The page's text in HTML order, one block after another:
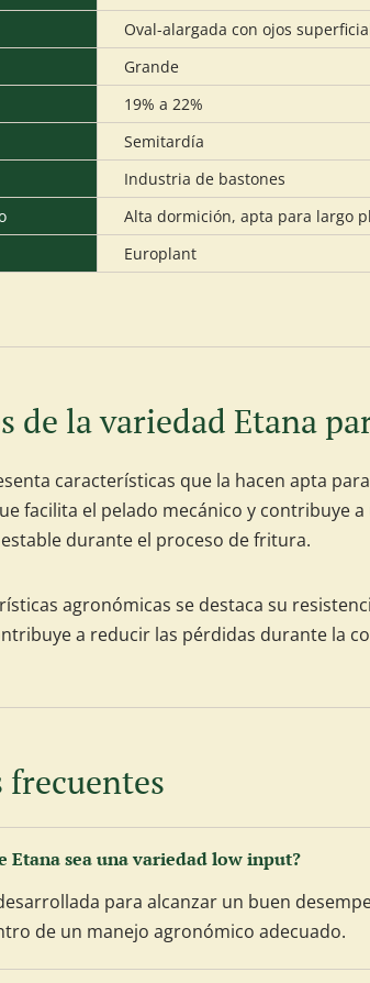
Oval-alargada con ojos
Grande
19% a 22%
Semitardía
Industria de bastones
Alta dormición, apta para largo
Europlant
de la variedad Etana
características que la hacen apta
facilita el pelado mecánico y contribuye
durante el proceso de fritura.
agronómicas se destaca su
a reducir las pérdidas durante la
frecuentes
Etana sea una variedad low input?
para alcanzar un buen
de un manejo agronómico adecuado.